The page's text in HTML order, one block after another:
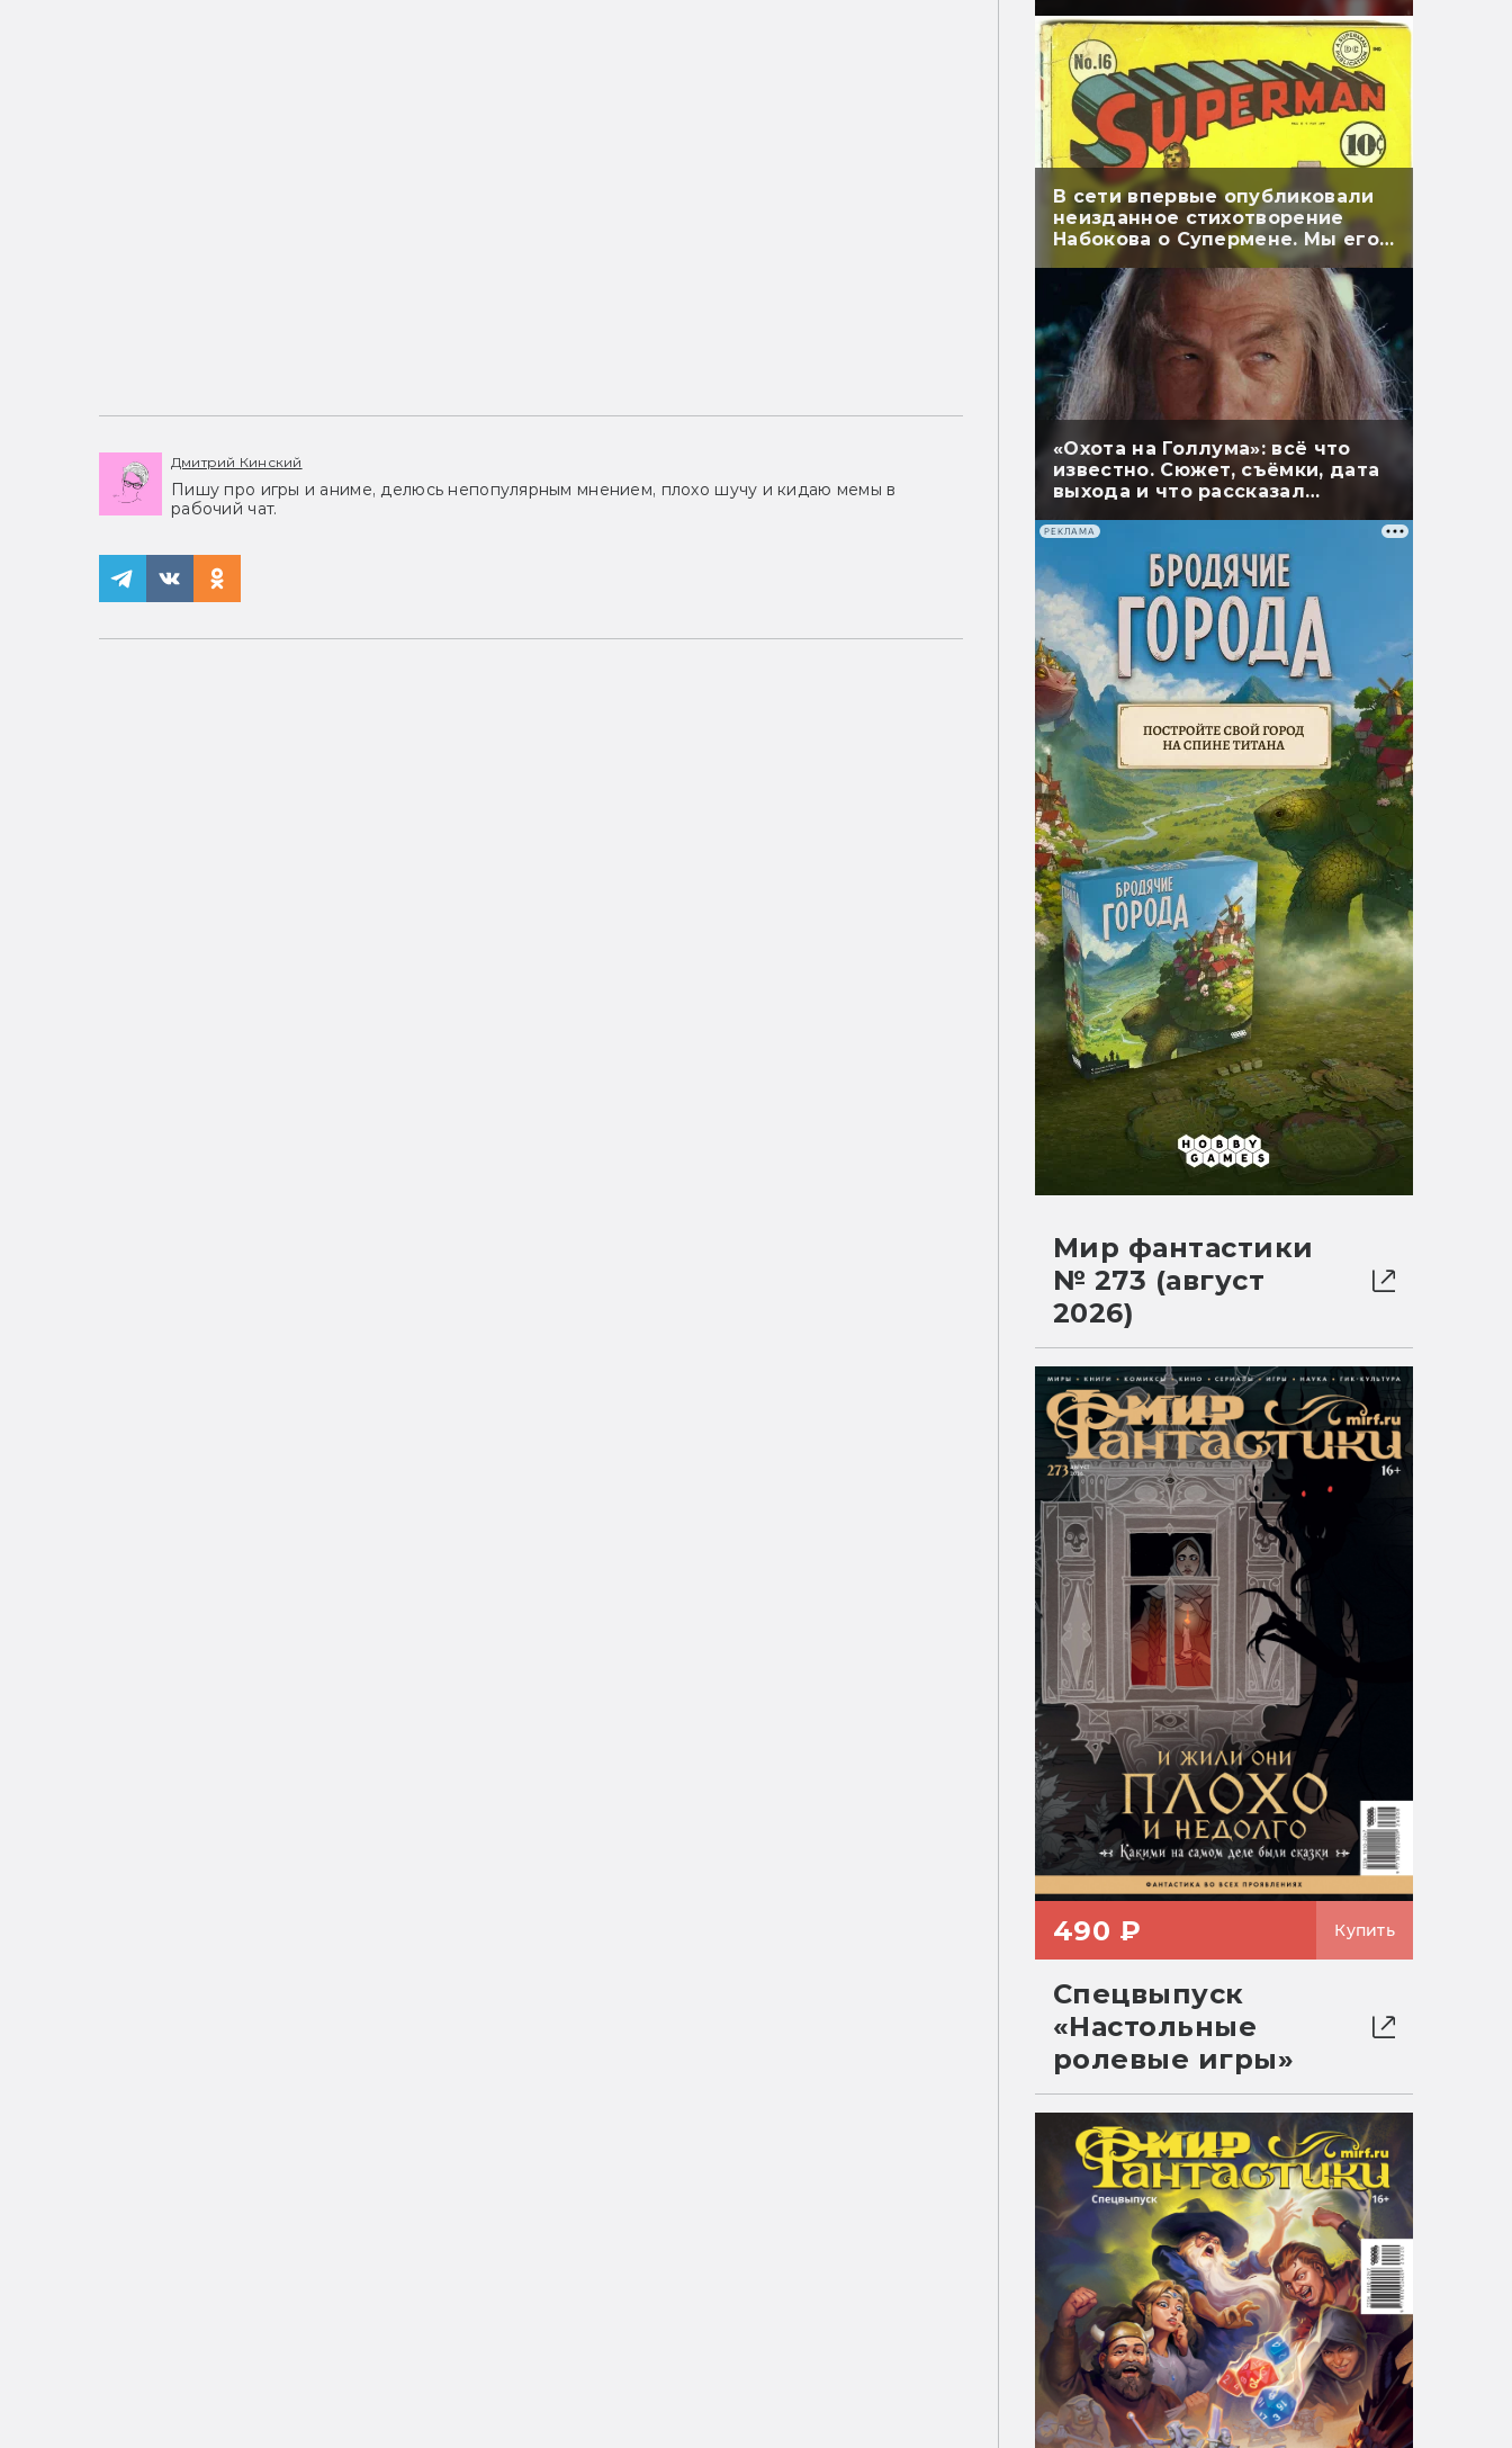
Дмитрий Кинский
Пишу про игры и аниме, делюсь непопулярным мнением, плохо шучу и кидаю мемы в
рабочий чат.
В сети впервые опубликовали
неизданное стихотворение
Набокова о Супермене. Мы его
перевели
«Охота на Голлума»: всё что
известно. Сюжет, съёмки, дата
выхода и что рассказал
РЕКЛАМА
Мир фантастики
№ 273 (август
2026)
490 ₽ Купить
Спецвыпуск
«Настольные
ролевые игры»